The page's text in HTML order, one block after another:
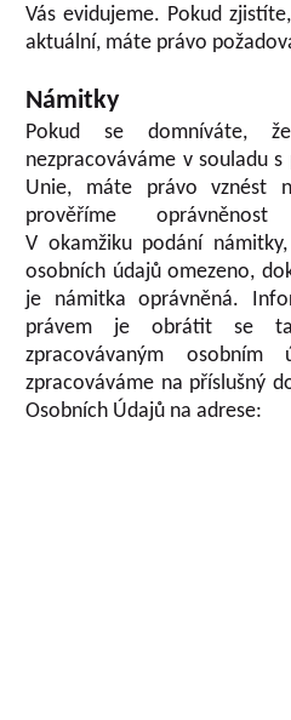
Vás evidujeme. Pokud
aktuální, máte právo
Námitky
Pokud se domníváte,
nezpracováváme v souladu
Unie, máte právo vznést
prověříme
V okamžiku podání
osobních údajů omezeno,
je námitka oprávněná.
právem je obrátit se
zpracovávaným
zpracováváme na příslušný
Osobních Údajů na adrese: